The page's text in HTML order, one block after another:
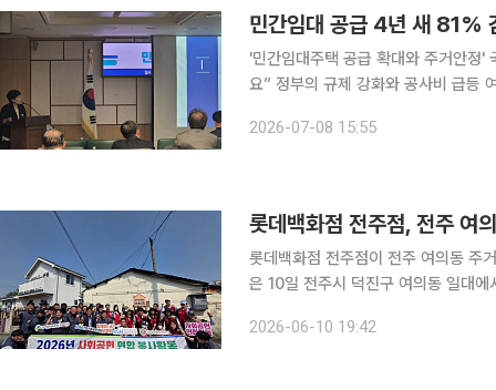
민간임대 공급 4년 새 81%
'민간임대주택 공급 확대와 주거안정
요” 정부의 규제 강화와 공사비 급등 여파로 서민과 청년층의 핵심 주거 안전망 역할을 해온 제도권
기 어려운 서민·중산층의 임차 수요
2026-07-08 15:55
롯데백화점 전주점, 전주 여
롯데백화점 전주점이 전주 여의동 주거 취약
은 10일 전주시 덕진구 여의동 일대
2026-06-10 19:42